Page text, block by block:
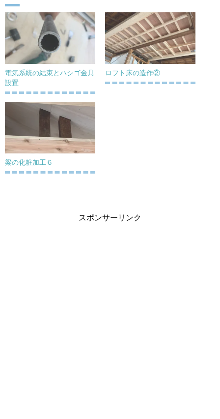
電気系統の結束とハシゴ金具
設置
ロフト床の造作②
梁の化粧加工６
スポンサーリンク